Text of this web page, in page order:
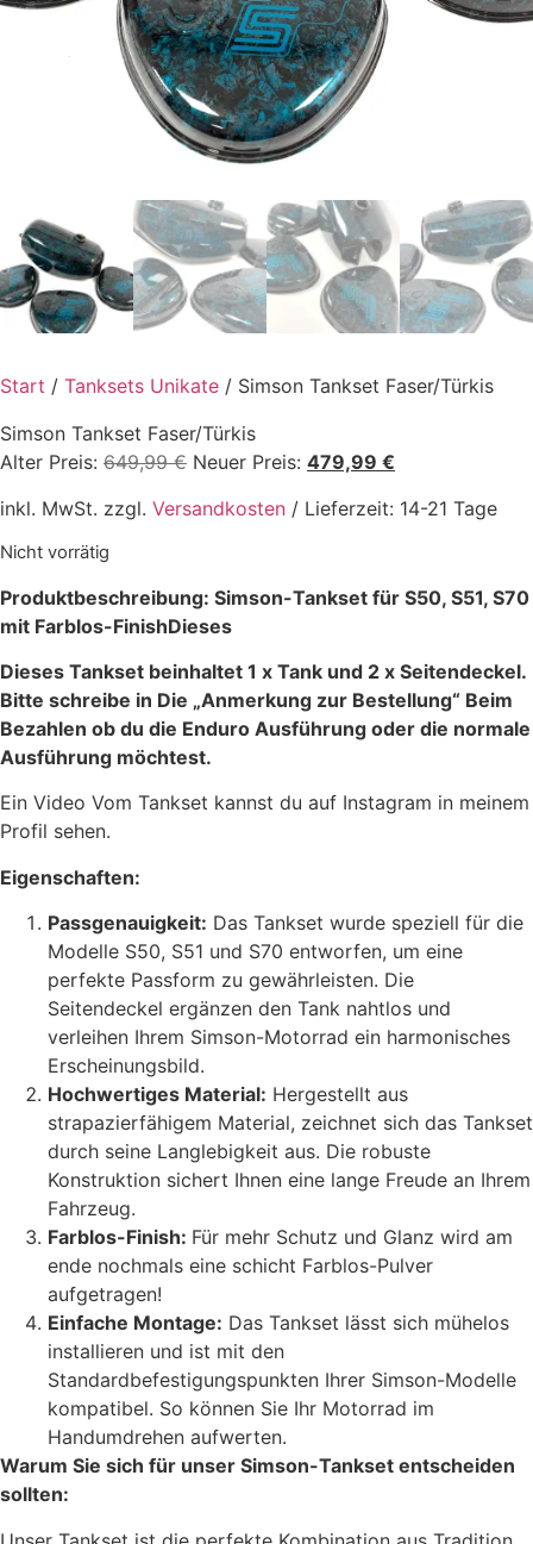
Start / Tanksets Unikate / Simson Tankset Faser/Türkis
Simson Tankset Faser/Türkis
Alter Preis: 649,99€ Ursprünglicher
war:
Neuer Preis: 479,99 €
ist:
inkl. MwSt. zzgl. Versandkosten / Lieferzeit: 14-21 Tage
Nicht vorrätig
Produktbeschreibung: Simson-Tankset für S50, S51, S70
mit Farblos-FinishDieses
Dieses Tankset beinhaltet 1 x Tank und 2 x Seitendeckel.
Bitte schreibe in Die „Anmerkung zur Bestellung“ Beim
Bezahlen ob du die Enduro Ausführung oder die normale
Ausführung möchtest.
Ein Video Vom Tankset kannst du auf Instagram in meinem
Profil sehen.
Eigenschaften:
Passgenauigkeit: Das Tankset wurde speziell für die
Modelle S50, S51 und S70 entworfen, um eine
perfekte Passform zu gewährleisten. Die
Seitendeckel ergänzen den Tank nahtlos und
verleihen Ihrem Simson-Motorrad ein harmonisches
Erscheinungsbild.
Hochwertiges Material: Hergestellt aus
strapazierfähigem Material, zeichnet sich das Tankset
durch seine Langlebigkeit aus. Die robuste
Konstruktion sichert Ihnen eine lange Freude an Ihrem
Fahrzeug.
Farblos-Finish: Für mehr Schutz und Glanz wird am
ende nochmals eine schicht Farblos-Pulver
aufgetragen!
Einfache Montage: Das Tankset lässt sich mühelos
installieren und ist mit den
Standardbefestigungspunkten Ihrer Simson-Modelle
kompatibel. So können Sie Ihr Motorrad im
Handumdrehen aufwerten.
Warum Sie sich für unser Simson-Tankset entscheiden
sollten: